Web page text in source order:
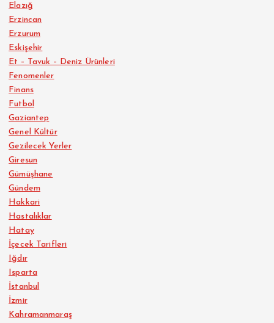
Elazığ
Erzincan
Erzurum
Eskişehir
Et – Tavuk – Deniz Ürünleri
Fenomenler
Finans
Futbol
Gaziantep
Genel Kültür
Gezilecek Yerler
Giresun
Gümüşhane
Gündem
Hakkari
Hastalıklar
Hatay
İçecek Tarifleri
Iğdır
Isparta
İstanbul
İzmir
Kahramanmaraş